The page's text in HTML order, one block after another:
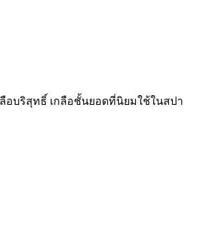
บริสุทธิ์ เกลือชั้นยอดที่นิยมใช้ในสปา